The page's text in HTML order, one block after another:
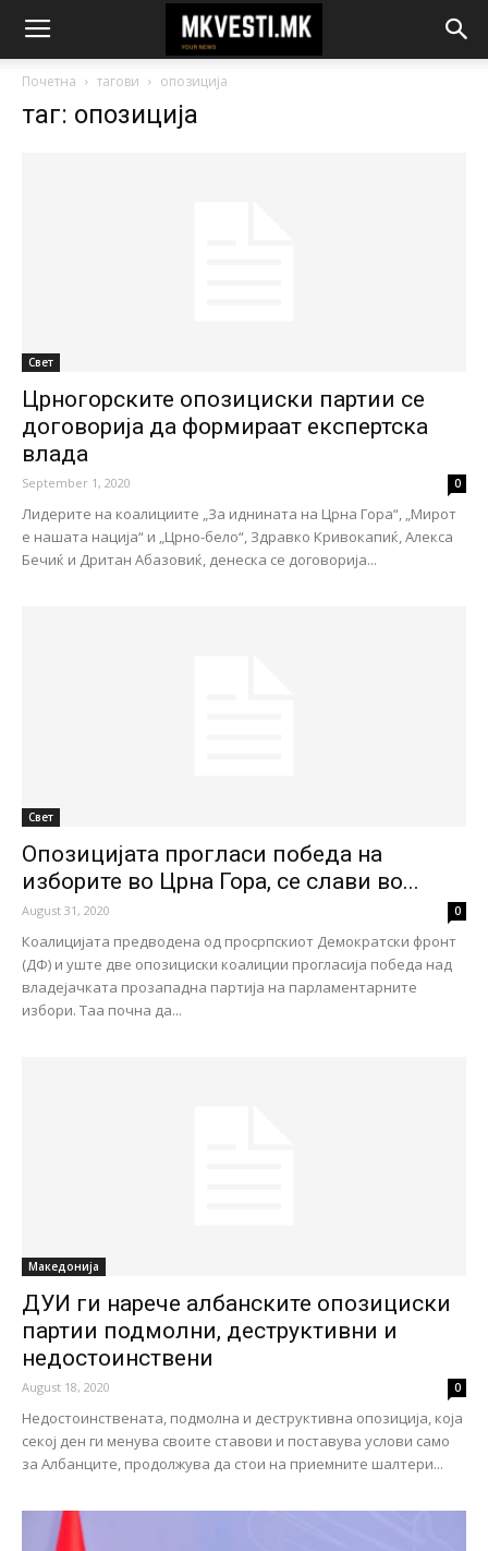
Почетна тагови опозиција
таг: опозиција
Свет
Црногорските опозициски партии се
договорија да формираат експертска
влада
September 1, 2020 0
Лидерите на коалициите „За иднината на Црна Гора“, „Мирот
е нашата нација“ и „Црно-бело“, Здравко Кривокапиќ, Алекса
Бечиќ и Дритан Абазовиќ, денеска се договорија...
Свет
Oпозицијата прогласи победа на
изборите во Црна Гора, се слави во...
August 31, 2020 0
Коалицијата предводена од просрпскиот Демократски фронт
(ДФ) и уште две опозициски коалиции прогласија победа над
владејачката прозападна партија на парламентарните
избори. Таа почна да...
Македонија
ДУИ ги нарече албанските опозициски
партии подмолни, деструктивни и
недостоинствени
August 18, 2020 0
Недостоинствената, подмолна и деструктивна опозиција, која
секој ден ги менува своите ставови и поставува услови само
за Албанците, продолжува да стои на приемните шалтери...